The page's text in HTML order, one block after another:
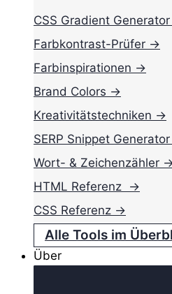
CSS Gradient
Farbkontrast-Prüfer →
Farbinspirationen →
Brand Colors →
Kreativitätstechniken →
SERP Snippet
Wort- & Zeichenzähler
HTML Referenz →
CSS Referenz →
Alle Tools im
Über